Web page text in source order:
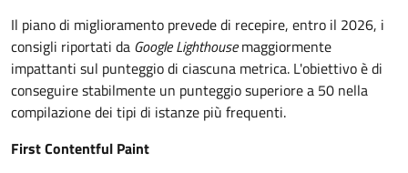
Il piano di miglioramento prevede di recepire, entro il 2026, i
consigli riportati da Google Lighthousemaggiormente
impattanti sul punteggio di ciascuna metrica. L'obiettivo è di
conseguire stabilmente un punteggio superiore a 50 nella
compilazione dei tipi di istanze più frequenti.
First Contentful Paint